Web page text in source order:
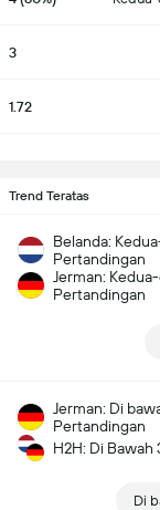
3
1.72
Trend Teratas
Belanda:
Pertandingan
Jerman:
Pertandingan
Jerman: Di
Pertandingan
H2H: Di
Di